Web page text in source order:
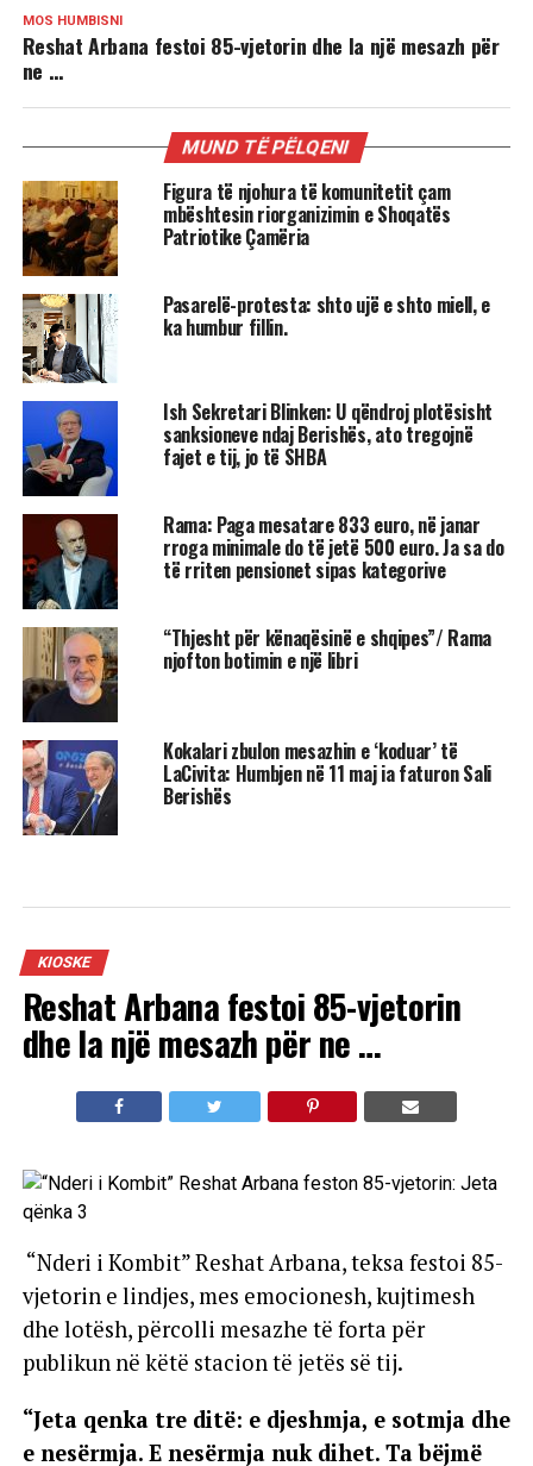
MOS HUMBISNI
Reshat Arbana festoi 85-vjetorin dhe la një mesazh për
ne …
MUND TË PËLQENI
Figura të njohura të komunitetit çam
mbështesin riorganizimin e Shoqatës
Patriotike Çamëria
Pasarelë-protesta: shto ujë e shto miell, e
ka humbur fillin.
Ish Sekretari Blinken: U qëndroj plotësisht
sanksioneve ndaj Berishës, ato tregojnë
fajet e tij, jo të SHBA
Rama: Paga mesatare 833 euro, në janar
rroga minimale do të jetë 500 euro. Ja sa do
të rriten pensionet sipas kategorive
“Thjesht për kënaqësinë e shqipes”/ Rama
njofton botimin e një libri
Kokalari zbulon mesazhin e ‘koduar’ të
LaCivita: Humbjen në 11 maj ia faturon Sali
Berishës
KIOSKE
Reshat Arbana festoi 85-vjetorin
dhe la një mesazh për ne …
“Nderi i Kombit” Reshat Arbana, teksa festoi 85-
vjetorin e lindjes, mes emocionesh, kujtimesh
dhe lotësh, përcolli mesazhe të forta për
publikun në këtë stacion të jetës së tij.
“Jeta qenka tre ditë: e djeshmja, e sotmja dhe
e nesërmja. E nesërmja nuk dihet. Ta bëjmë